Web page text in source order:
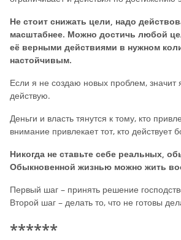
Не стоит снижать цели, надо
масштабнее. Можно достичь любой
её верными действиями в нужном
настойчивым.
Если я не создаю новых проблем, значит
действую.
Деньги и власть тянутся к тому, кто
внимание привлекает тот, кто действует
Никогда не ставьте себе реальных,
Обыкновенной жизнью можно жить
Первый шаг – принять решение
Второй шаг – делать то, что не готовы
******